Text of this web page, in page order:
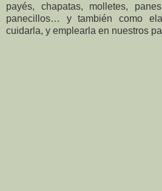
payés, chapatas, molletes,
panecillos… y también como
cuidarla, y emplearla en nuestros